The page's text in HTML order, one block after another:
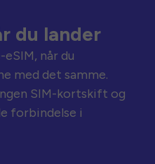
du lander
når du
med det samme.
SIM-kortskift og
forbindelse i